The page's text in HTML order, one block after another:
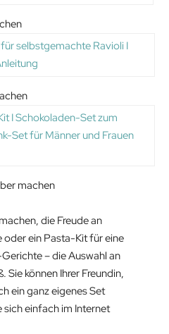
machen
die Freude an
ein Pasta-Kit für eine
– die Auswahl an
Sie können Ihrer Freundin,
ein ganz eigenes Set
sich einfach im Internet